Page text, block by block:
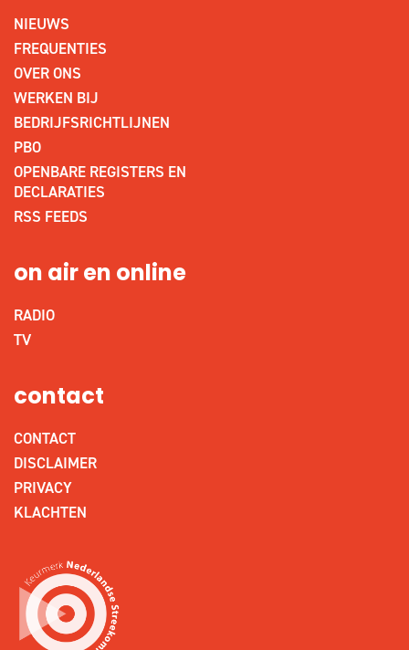
NIEUWS
FREQUENTIES
OVER ONS
WERKEN BIJ
BEDRIJFSRICHTLIJNEN
PBO
OPENBARE REGISTERS EN
DECLARATIES
RSS FEEDS
on air en online
RADIO
TV
contact
CONTACT
DISCLAIMER
PRIVACY
KLACHTEN